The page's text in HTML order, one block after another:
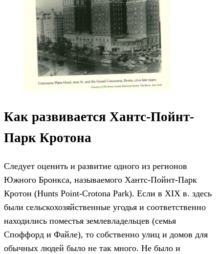
Как развивается Хантс-Пойнт-
Парк Кротона
Следует оценить и развитие одного из регионов
Южного Бронкса, называемого Хантс-Пойнт-Парк
Кротон (Hunts Point-Crotona Park). Если в XIX в. здесь
были сельскохозяйственные угодья и соответственно
находились поместья землевладельцев (семья
Споффорд и Файле), то собственно улиц и домов для
обычных людей было не так много. Не было и